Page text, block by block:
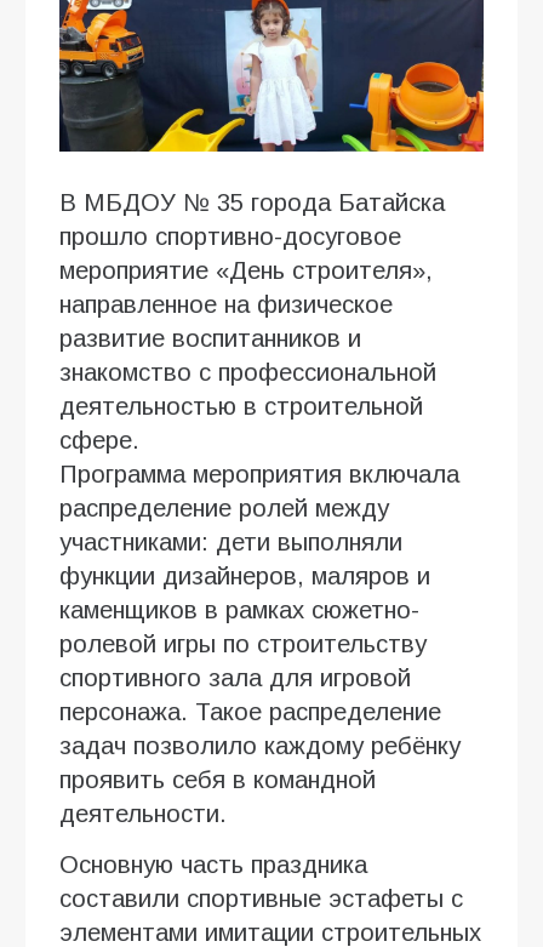
В МБДОУ № 35 города Батайска
прошло спортивно-досуговое
мероприятие «День строителя»,
направленное на физическое
развитие воспитанников и
знакомство с профессиональной
деятельностью в строительной
сфере.
Программа мероприятия включала
распределение ролей между
участниками: дети выполняли
функции дизайнеров, маляров и
каменщиков в рамках сюжетно-
ролевой игры по строительству
спортивного зала для игровой
персонажа. Такое распределение
задач позволило каждому ребёнку
проявить себя в командной
деятельности.
Основную часть праздника
составили спортивные эстафеты с
элементами имитации строительных